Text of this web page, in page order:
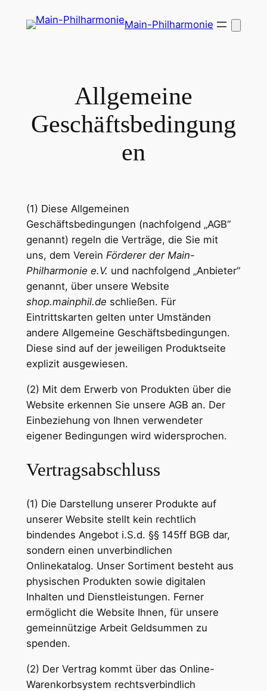
Inhalt
Main-Philharmonie
Allgemeine
Geschäftsbedingung
en
(1) Diese Allgemeinen
Geschäftsbedingungen (nachfolgend „AGB“
genannt) regeln die Verträge, die Sie mit
uns, dem Verein Förderer der Main-
Philharmonie e.V. und nachfolgend „Anbieter“
genannt, über unsere Website
shop.mainphil.de schließen. Für
Eintrittskarten gelten unter Umständen
andere Allgemeine Geschäftsbedingungen.
Diese sind auf der jeweiligen Produktseite
explizit ausgewiesen.
(2) Mit dem Erwerb von Produkten über die
Website erkennen Sie unsere AGB an. Der
Einbeziehung von Ihnen verwendeter
eigener Bedingungen wird widersprochen.
Vertragsabschluss
(1) Die Darstellung unserer Produkte auf
unserer Website stellt kein rechtlich
bindendes Angebot i.S.d. §§ 145ff BGB dar,
sondern einen unverbindlichen
Onlinekatalog. Unser Sortiment besteht aus
physischen Produkten sowie digitalen
Inhalten und Dienstleistungen. Ferner
ermöglicht die Website Ihnen, für unsere
gemeinnützige Arbeit Geldsummen zu
spenden.
(2) Der Vertrag kommt über das Online-
Warenkorbsystem rechtsverbindlich